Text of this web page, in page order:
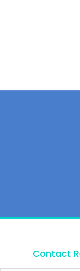
Contact